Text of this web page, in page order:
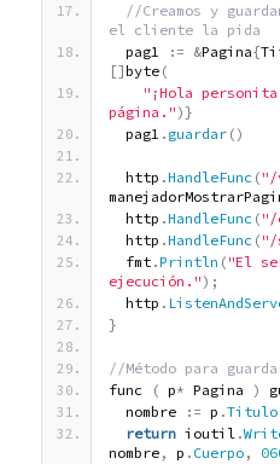
//Creamos y
el cliente la pida
  pag1
: = &Pagina{
[]byte (
"¡Hola
página.") }
  pag1
. guardar ()
  http
.HandleFunc ( "/
  http
.HandleFunc ( "/
  http
.HandleFunc ( "/
  fmt
.Println ( "El
ejecución.") ;
  http
.
}
//Método para
func
( p* Pagina )
  nombre
: = p .Titulo
return ioutil .
nombre , p . Cuerpo ,